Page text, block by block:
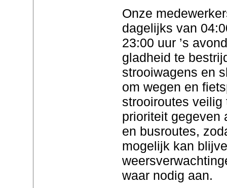
Onze
dagelijks van
23:00 uur ’s
gladheid te
strooiwagens en
om wegen en
strooiroutes veilig
prioriteit gegeven
en busroutes,
mogelijk kan
waar nodig aan.